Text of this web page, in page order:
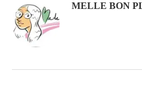
MELLE BON